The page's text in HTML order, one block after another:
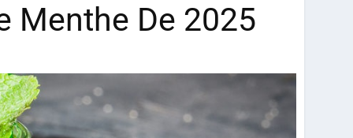
Menthe De 2025